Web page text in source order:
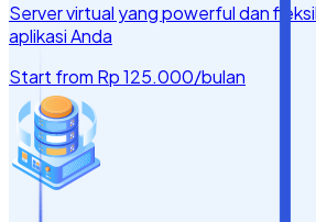
Server virtual yang powerful dan
aplikasi Anda
Start from Rp 125.000/bulan